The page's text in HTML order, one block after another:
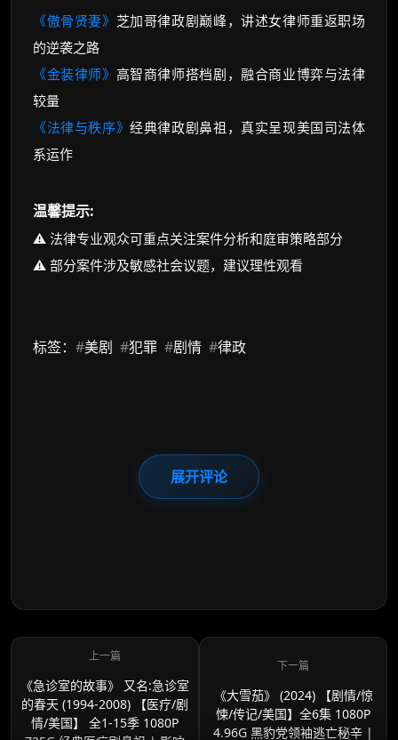
《傲骨贤妻》 芝加哥律政剧巅峰，讲述女律师重返职场
的逆袭之路
《金装律师》 高智商律师搭档剧，融合商业博弈与法律
较量
《法律与秩序》经典律政剧鼻祖，真实呈现美国司法体
系运作
温馨提示:
⚠️ 法律专业观众可重点关注案件分析和庭审策略部分
⚠️ 部分案件涉及敏感社会议题，建议理性观看
标签： #美剧 #犯罪 #剧情 #律政
展开评论
《急诊室的故事》 又名:急诊室
的春天 (1994-2008) 【医疗/剧
情/美国】 全1-15季 1080P
《大雪茄》 (2024) 【剧情/惊
悚/传记/美国】全6集 1080P
4.96G 黑豹党领袖逃亡秘辛 |